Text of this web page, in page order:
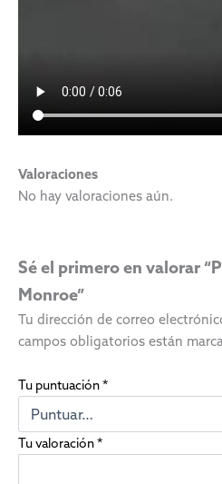
Valoraciones
No hay valoraciones aún.
Sé el primero en valorar
Monroe”
Tu dirección de correo
campos obligatorios están
Tu puntuación*
Tu valoración*